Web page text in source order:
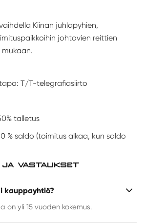
Kiinan juhlapyhien,
johtavien reittien
T/T-telegrafiasiirto
talletus
% saldo (toimitus alkaa, kun saldo
VASTAUKSET
kauppayhtiö?
on yli 15 vuoden kokemus.